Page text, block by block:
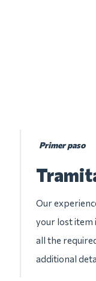
Primer paso
Our
your lost item
all the
additional